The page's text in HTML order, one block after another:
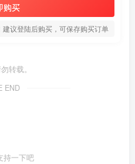
购买
建议登陆后购买，可保存购买订单
转载。
END
持一下吧